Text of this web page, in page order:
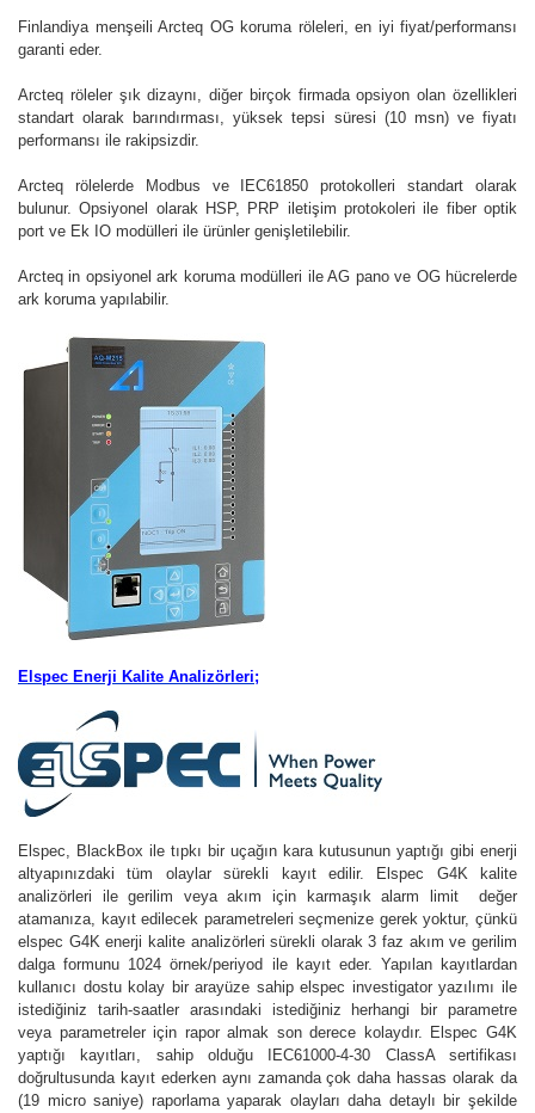
Finlandiya menşeili Arcteq OG koruma röleleri, en iyi fiyat/performansı
garanti eder.
Arcteq röleler şık dizaynı, diğer birçok firmada opsiyon olan özellikleri
standart olarak barındırması, yüksek tepsi süresi (10 msn) ve fiyatı
performansı ile rakipsizdir.
Arcteq rölelerde Modbus ve IEC61850 protokolleri standart olarak
bulunur. Opsiyonel olarak HSP, PRP iletişim protokoleri ile fiber optik
port ve Ek IO modülleri ile ürünler genişletilebilir.
Arcteq in opsiyonel ark koruma modülleri ile AG pano ve OG hücrelerde
ark koruma yapılabilir.
Elspec Enerji Kalite Analizörleri;
Elspec, BlackBox ile tıpkı bir uçağın kara kutusunun yaptığı gibi enerji
altyapınızdaki tüm olaylar sürekli kayıt edilir. Elspec G4K kalite
analizörleri ile gerilim veya akım için karmaşık alarm limit değer
atamanıza, kayıt edilecek parametreleri seçmenize gerek yoktur, çünkü
elspec G4K enerji kalite analizörleri sürekli olarak 3 faz akım ve gerilim
dalga formunu 1024 örnek/periyod ile kayıt eder. Yapılan kayıtlardan
kullanıcı dostu kolay bir arayüze sahip elspec investigator yazılımı ile
istediğiniz tarih-saatler arasındaki istediğiniz herhangi bir parametre
veya parametreler için rapor almak son derece kolaydır. Elspec G4K
yaptığı kayıtları, sahip olduğu IEC61000-4-30 ClassA sertifikası
doğrultusunda kayıt ederken aynı zamanda çok daha hassas olarak da
(19 micro saniye) raporlama yaparak olayları daha detaylı bir şekilde